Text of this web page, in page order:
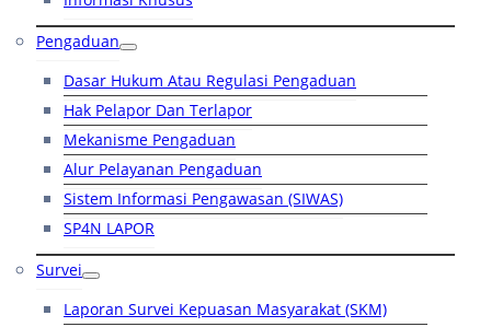
Pengaduan
Dasar Hukum Atau Regulasi Pengaduan
Hak Pelapor Dan Terlapor
Mekanisme Pengaduan
Alur Pelayanan Pengaduan
Sistem Informasi Pengawasan (SIWAS)
SP4N LAPOR
Survei
Laporan Survei Kepuasan Masyarakat (SKM)